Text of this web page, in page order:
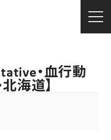
・血行動
海道】